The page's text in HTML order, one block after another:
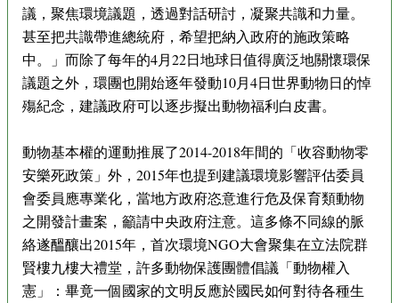
議，聚焦環境議題，透過對話研討，凝聚共識和力量。
甚至把共識帶進總統府，希望把納入政府的施政策略
中。」而除了每年的4月22日地球日值得廣泛地關懷環保
議題之外，環團也開始逐年發動10月4日世界動物日的悼
殤紀念，建議政府可以逐步擬出動物福利白皮書。
動物基本權的運動推展了2014-2018年間的「收容動物零
安樂死政策」外，2015年也提到建議環境影響評估委員
會委員應專業化，當地方政府恣意進行危及保育類動物
之開發計畫案，籲請中央政府注意。這多條不同線的脈
絡遂醞釀出2015年，首次環境NGO大會聚集在立法院群
賢樓九樓大禮堂，許多動物保護團體倡議「動物權入
憲」：畢竟一個國家的文明反應於國民如何對待各種生